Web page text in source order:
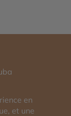
en
et une